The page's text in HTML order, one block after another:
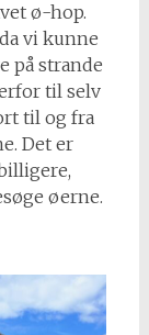
ø-hop.
vi kunne
på strande
til selv
til og fra
Det er
øerne.